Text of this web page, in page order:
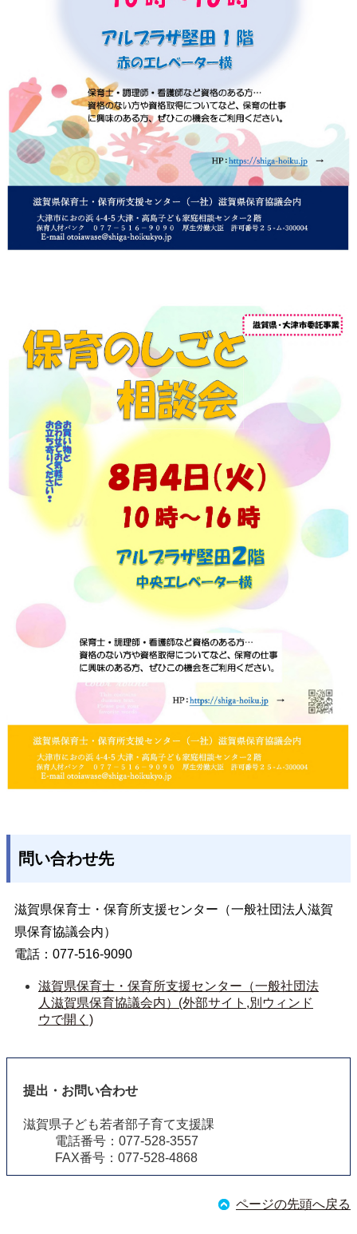
問い合わせ先
滋賀県保育士・保育所支援センター（一般社団法人滋賀
県保育協議会内）
電話：077-516-9090
滋賀県保育士・保育所支援センター（一般社団法
人滋賀県保育協議会内）(外部サイト,別ウィンド
ウで開く)
提出・お問い合わせ
滋賀県子ども若者部子育て支援課
電話番号：077-528-3557
FAX番号：077-528-4868
ページの先頭へ戻る